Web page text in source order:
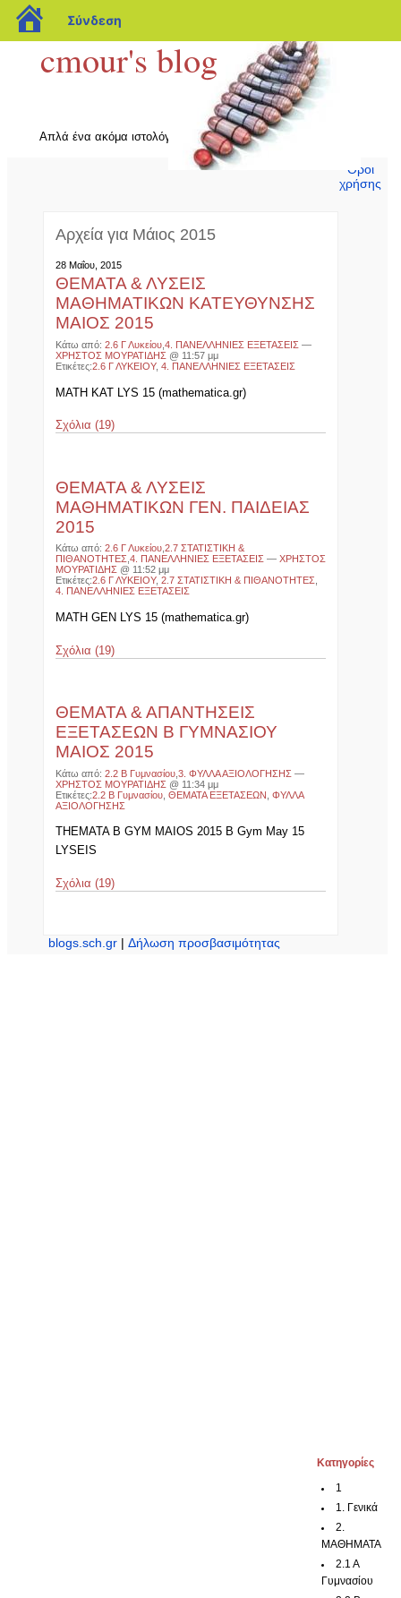
blogs.sch.gr
Σύνδεση
cmour's blog
Απλά ένα ακόμα ιστολόγιο λίγο πιο μαθηματικό Blog.sch.gr
Αρχεία για Μάιος 2015
28 Μαΐου, 2015
ΘΕΜΑΤΑ & ΛΥΣΕΙΣ
ΜΑΘΗΜΑΤΙΚΩΝ ΚΑΤΕΥΘΥΝΣΗΣ
ΜΑΙΟΣ 2015
Κάτω από: 2.6 Γ Λυκείου, 4. ΠΑΝΕΛΛΗΝΙΕΣ ΕΞΕΤΑΣΕΙΣ —
ΧΡΗΣΤΟΣ ΜΟΥΡΑΤΙΔΗΣ @ 11:57 μμ
Ετικέτες:2.6 Γ ΛΥΚΕΙΟΥ, 4. ΠΑΝΕΛΛΗΝΙΕΣ ΕΞΕΤΑΣΕΙΣ
MATH KAT LYS 15 (mathematica.gr)
Σχόλια (19)
ΘΕΜΑΤΑ & ΛΥΣΕΙΣ
ΜΑΘΗΜΑΤΙΚΩΝ ΓΕΝ. ΠΑΙΔΕΙΑΣ
2015
Κάτω από: 2.6 Γ Λυκείου, 2.7 ΣΤΑΤΙΣΤΙΚΗ &
ΠΙΘΑΝΟΤΗΤΕΣ 4. ΠΑΝΕΛΛΗΝΙΕΣ ΕΞΕΤΑΣΕΙΣ — ΧΡΗΣΤΟΣ
ΜΟΥΡΑΤΙΔΗΣ @ 11:52 μμ
Ετικέτες:2.6 Γ ΛΥΚΕΙΟΥ, 2.7 ΣΤΑΤΙΣΤΙΚΗ & ΠΙΘΑΝΟΤΗΤΕΣ
4. ΠΑΝΕΛΛΗΝΙΕΣ ΕΞΕΤΑΣΕΙΣ
MATH GEN LYS 15 (mathematica.gr)
Σχόλια (19)
ΘΕΜΑΤΑ & ΑΠΑΝΤΗΣΕΙΣ
ΕΞΕΤΑΣΕΩΝ Β ΓΥΜΝΑΣΙΟΥ
ΜΑΙΟΣ 2015
Κάτω από: 2.2 Β Γυμνασίου, 3. ΦΥΛΛΑ ΑΞΙΟΛΟΓΗΣΗΣ —
ΧΡΗΣΤΟΣ ΜΟΥΡΑΤΙΔΗΣ @ 11:34 μμ
Ετικέτες:2.2 Β Γυμνασίου, ΘΕΜΑΤΑ ΕΞΕΤΑΣΕΩΝ ΦΥΛΛΑ
ΑΞΙΟΛΟΓΗΣΗΣ
THEMATA B GYM MAIOS 2015 B Gym May 15
LYSEIS
Σχόλια (19)
Kατηγορίες
1
1. Γενικά
2.
ΜΑΘΗΜΑΤΑ
2.1 Α
Γυμνασίου
Όροι
χρήσης
blogs.sch.gr| Δήλωση προσβασιμότητας